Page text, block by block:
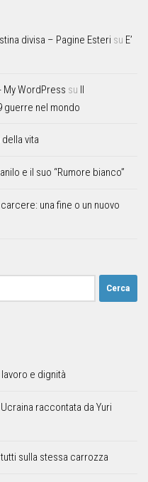
divisa – Pagine Esteri su E’
- My WordPress su Il
guerre nel mondo
della vita
e il suo “Rumore bianco”
una fine o un nuovo
e dignità
raccontata da Yuri
sulla stessa carrozza